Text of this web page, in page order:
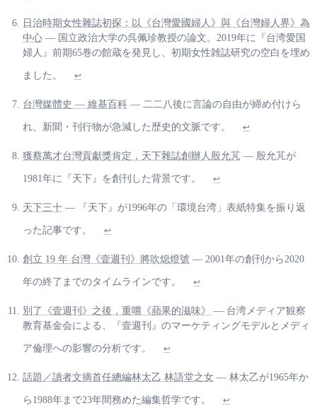
日治時期女性雜誌初探：以《台灣愛國婦人》與《台灣婦人界》為
中心 — 国立政治大学の呉佩珍教授の論文。2019年に『台湾愛国
婦人』前期65巻の館蔵を発見し、初期女性雑誌研究の空白を埋め
ました。 ↩
台灣媒體史 — 維基百科 — 二二八後に言論の自由が締め付けら
れ、新聞・刊行物が急減した歴史的文脈です。 ↩
獲蔡萬才台灣貢獻獎肯定，天下雜誌創辦人殷允芃 — 殷允芃が
1981年に『天下』を創刊した背景です。 ↩
天下三十 — 『天下』が1996年の「環境台湾」表紙特集を振り返
った記事です。 ↩
創立 19 年 台灣《壹週刊》將吹熄燈號 — 2001年の創刊から2020
年の終了までのタイムラインです。 ↩
別了《壹週刊》之後，重嚐《蘋果的滋味》
— 台湾メディア観察
教育基金会による、『壹週刊』のマーケティングモデルとメディ
ア倫理への影響の分析です。 ↩
話題／讀者文摘首任總編林太乙 林語堂之女 — 林太乙が1965年か
ら1988年まで23年間務めた編集哲学です。 ↩